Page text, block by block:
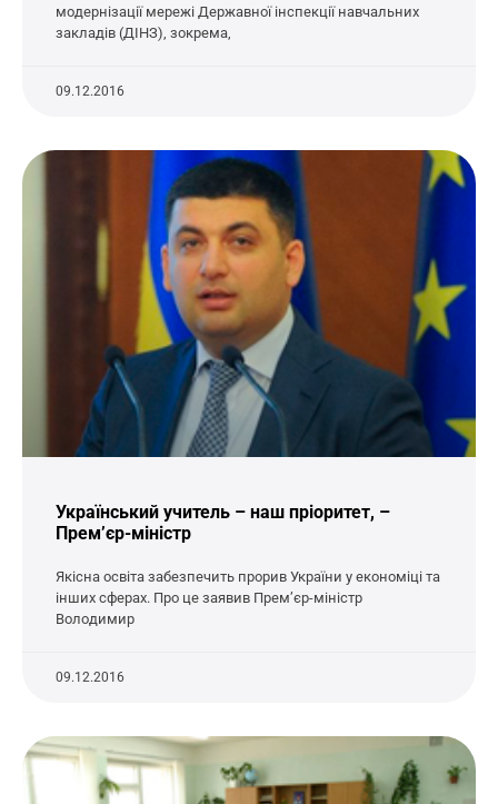
модернізації мережі Державної інспекції навчальних
закладів (ДІНЗ), зокрема,
09.12.2016
Український учитель – наш пріоритет, –
Прем’єр-міністр
Якісна освіта забезпечить прорив України у економіці та
інших сферах. Про це заявив Прем’єр-міністр
Володимир
09.12.2016